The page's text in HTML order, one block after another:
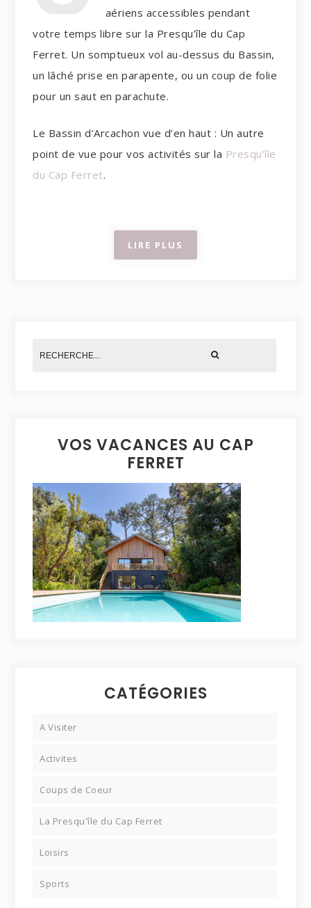
aériens accessibles pendant
votre temps libre sur la Presqu’île du Cap
Ferret. Un somptueux vol au-dessus du Bassin,
un lâché prise en parapente, ou un coup de folie
pour un saut en parachute.
Le Bassin d’Arcachon vue d’en haut : Un autre
point de vue pour vos activités sur la Presqu’île
du Cap Ferret.
LIRE PLUS
VOS VACANCES AU CAP
FERRET
CATÉGORIES
A Visiter
Activites
Coups de Coeur
La Presqu'île du Cap Ferret
Loisirs
Sports